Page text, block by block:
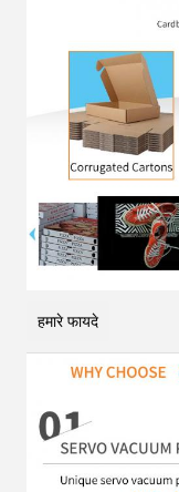
हमारे फायदे